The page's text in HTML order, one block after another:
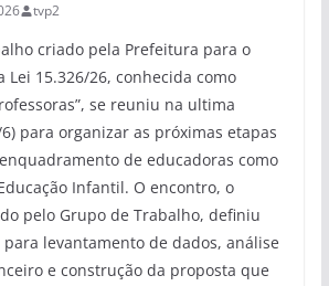
tvp2
criado pela Prefeitura para o
15.326/26, conhecida como
se reuniu na ultima
para organizar as próximas etapas
de educadoras como
Infantil. O encontro, o
pelo Grupo de Trabalho, definiu
levantamento de dados, análise
e construção da proposta que